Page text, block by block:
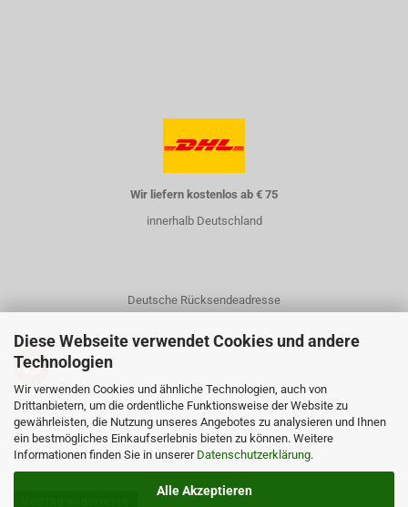
Diese Webseite verwendet Cookies und andere
Technologien
Wir verwenden Cookies und ähnliche Technologien, auch von
Drittanbietern, um die ordentliche Funktionsweise der Website zu
gewährleisten, die Nutzung unseres Angebotes zu analysieren und Ihnen
ein bestmögliches Einkaufserlebnis bieten zu können. Weitere
Informationen finden Sie in unserer Datenschutzerklärung.
Alle Akzeptieren
Wir liefern kostenlos ab € 75
innerhalb Deutschland
Deutsche Rücksendeadresse
Kontakt
Über uns